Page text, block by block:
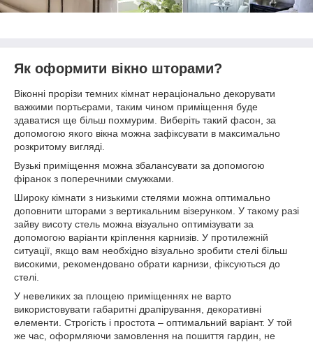
Як оформити вікно шторами?
Віконні прорізи темних кімнат нераціонально декорувати
важкими портьєрами, таким чином приміщення буде
здаватися ще більш похмурим. Виберіть такий фасон, за
допомогою якого вікна можна зафіксувати в максимально
розкритому вигляді.
Вузькі приміщення можна збалансувати за допомогою
фіранок з поперечними смужками.
Широку кімнати з низькими стелями можна оптимально
доповнити шторами з вертикальним візерунком. У такому разі
зайву висоту стель можна візуально оптимізувати за
допомогою варіанти кріплення карнизів. У протилежній
ситуації, якщо вам необхідно візуально зробити стелі більш
високими, рекомендовано обрати карнизи, фіксуються до
стелі.
У невеликих за площею приміщеннях не варто
використовувати габаритні драпірування, декоративні
елементи. Строгість і простота – оптимальний варіант. У той
же час, оформляючи замовлення на пошиття гардин, не